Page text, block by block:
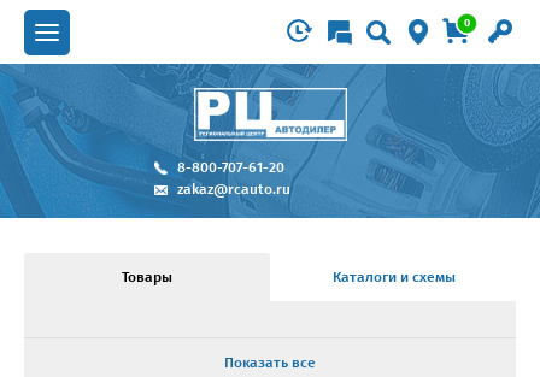
0
8-800-707-61-20
zakaz@rcauto.ru
Товары Каталоги и схемы
Показать все